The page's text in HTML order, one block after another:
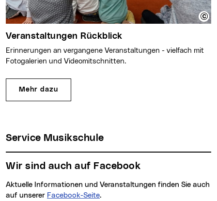
Veranstaltungen Rückblick
Erinnerungen an vergangene Veranstaltungen - vielfach mit
Fotogalerien und Videomitschnitten.
Mehr dazu
Service Musikschule
Wir sind auch auf Facebook
Aktuelle Informationen und Veranstaltungen finden Sie auch
auf unserer Facebook-Seite.